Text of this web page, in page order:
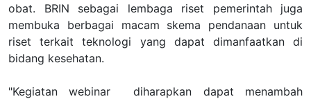
obat. BRIN sebagai lembaga riset pemerintahjuga
membuka berbagai macam skema pendanaan untuk
riset terkait teknologi yang dapat dimanfaatkan di
bidang kesehatan.
"Kegiatan webinar diharapkan dapat menambah